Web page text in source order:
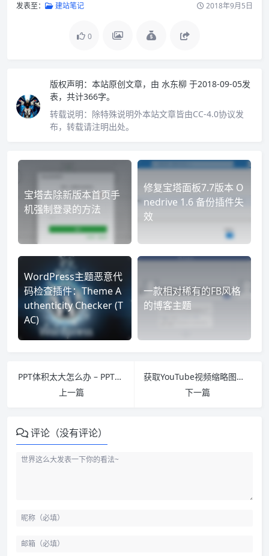
发表至： 建站笔记 2018年9月5日
0
版权声明： 本站原创文章，由 水东柳 于2018-09-05发
表，共计366字。
转载说明： 除特殊说明外本站文章皆由CC-4.0协议发
布，转载请注明出处。
宝塔去除新版本首页手
机强制登录的方法
修复宝塔面板7.7版本 O
nedrive 1.6 备份插件失
效
WordPress主题恶意代
码检查插件：Theme A
uthenticity Checker (T
AC)
一款相对稀有的FB风格
的博客主题
PPT体积太大怎么办 – PPT的图片压缩功能
上一篇
获取YouTube视频缩略图的方法
下一篇
评论（没有评论）